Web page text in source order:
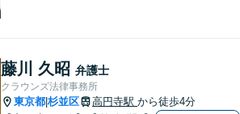
う日々精進して参ります。
【夜間や休日相談も対応可
能】【メール・WEB面談可】
藤川 久昭 弁護士
クラウンズ法律事務所
東京都 杉並区 高円寺駅 から徒歩4分